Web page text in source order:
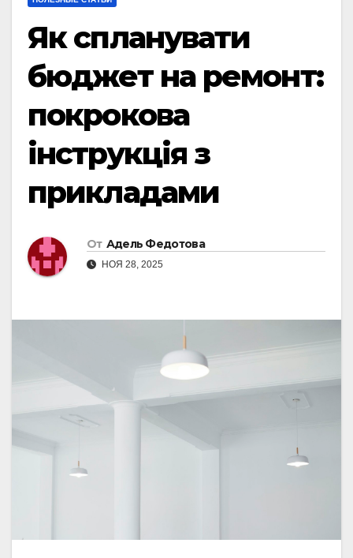
Як спланувати
бюджет на ремонт:
покрокова
інструкція з
прикладами
От Адель Федотова
НОЯ 28, 2025